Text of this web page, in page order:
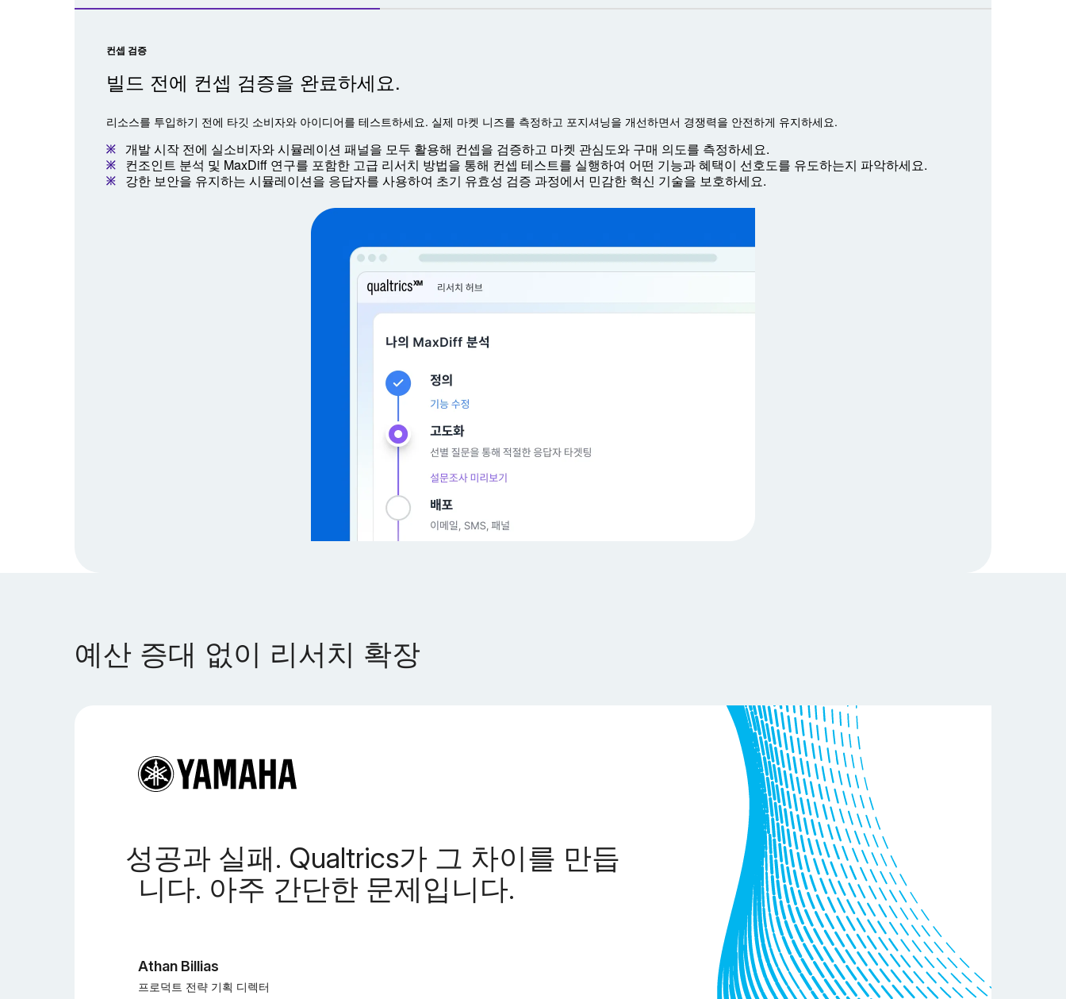
컨셉 검증
빌드 전에 컨셉 검증을 완료하세요.
리소스를 투입하기 전에 타깃 소비자와 아이디어를 테스트하세요. 실제 마켓 니즈를 측정하고 포지셔닝을 개선하면서 경쟁력을 안전하게 유지하세요.
개발 시작 전에 실소비자와 시뮬레이션 패널을 모두 활용해 컨셉을 검증하고 마켓 관심도와 구매 의도를 측정하세요.
컨조인트 분석 및 MaxDiff 연구를 포함한 고급 리서치 방법을 통해 컨셉 테스트를 실행하여 어떤 기능과 혜택이 선호도를 유도하는지 파악하세요.
강한 보안을 유지하는 시뮬레이션을 응답자를 사용하여 초기 유효성 검증 과정에서 민감한 혁신 기술을 보호하세요.
예산 증대 없이 리서치 확장
성공과 실패. Qualtrics가 그 차이를 만듭
니다. 아주 간단한 문제입니다.
Athan Billias
프로덕트 전략 기획 디렉터